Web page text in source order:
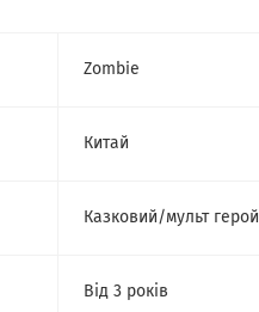
Zombie
Китай
Казковий/мульт герой
Від 3 років